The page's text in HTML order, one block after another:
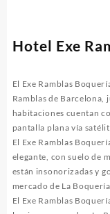
Hotel Exe
El Exe Ramblas
Ramblas de Barcelona,
habitaciones cuentan
pantalla plana vía
El Exe Ramblas
elegante, con suelo de
están insonorizadas y
mercado de La Boquería.
El Exe Ramblas